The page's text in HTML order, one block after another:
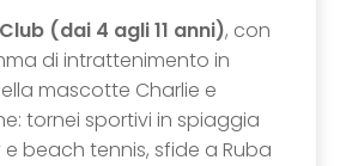
(dai 4 agli 11 anni), con
di intrattenimento in
mascotte Charlie e
tornei sportivi in spiaggia
beach tennis, sfide a Ruba